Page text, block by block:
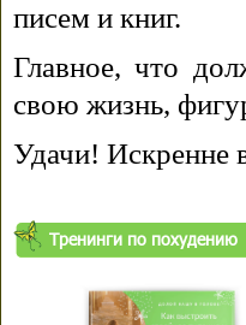
писем и книг.
Главное, что
свою жизнь,
Удачи!
Тренинги по похудению